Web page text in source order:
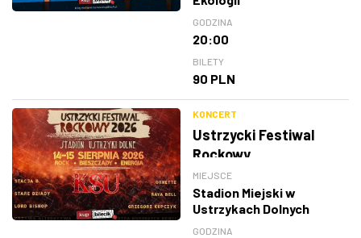
GODZINA
20:00
BILETY
90 PLN
KONCERT
Ustrzycki Festiwal
Rockowy
MIEJSCE
Stadion Miejski w
Ustrzykach Dolnych
GODZINA